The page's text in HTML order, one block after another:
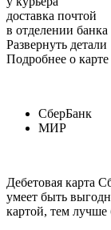
доставка почтой
в отделении банка
Развернуть детали
Подробнее о
СберБанк
МИР
Дебетовая карта
умеет быть
картой, тем лучше